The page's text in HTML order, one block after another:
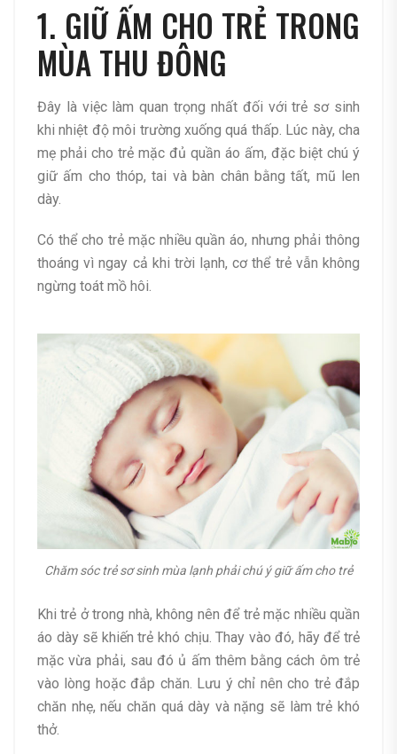
1. GIỮ ẤM CHO TRẺ TRONG
MÙA THU ĐÔNG
Đây là việc làm quan trọng nhất đối với trẻ sơ sinh
khi nhiệt độ môi trường xuống quá thấp. Lúc này, cha
mẹ phải cho trẻ mặc đủ quần áo ấm, đặc biệt chú ý
giữ ấm cho thóp, tai và bàn chân bằng tất, mũ len
dày.
Có thể cho trẻ mặc nhiều quần áo, nhưng phải thông
thoáng vì ngay cả khi trời lạnh, cơ thể trẻ vẫn không
ngừng toát mồ hôi.
Chăm sóc trẻ sơ sinh mùa lạnh phải chú ý giữ ấm cho trẻ
Khi trẻ ở trong nhà, không nên để trẻ mặc nhiều quần
áo dày sẽ khiến trẻ khó chịu. Thay vào đó, hãy để trẻ
mặc vừa phải, sau đó ủ ấm thêm bằng cách ôm trẻ
vào lòng hoặc đắp chăn. Lưu ý chỉ nên cho trẻ đắp
chăn nhẹ, nếu chăn quá dày và nặng sẽ làm trẻ khó
thở.